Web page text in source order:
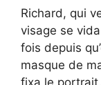
Richard, qui
visage se
fois depuis
masque de